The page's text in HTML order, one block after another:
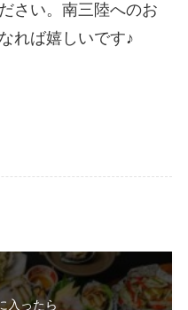
さい。南三陸へのお
れば嬉しいです♪
入ったら